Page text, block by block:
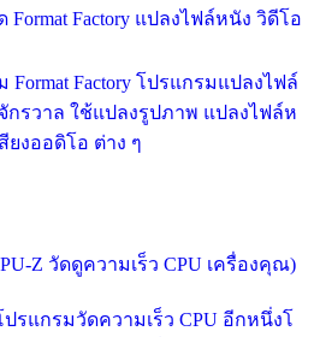
Format Factory แปลงไฟล์หนัง วิดีโอ
Factory โปรแกรมแปลงไฟล์
กรวาล ใช้แปลงรูปภาพ แปลงไฟล์ห
ยงออดิโอ ต่าง ๆ
Z วัดดูความเร็ว CPU เครื่องคุณ)
รแกรมวัดความเร็ว CPU อีกหนึ่งโ